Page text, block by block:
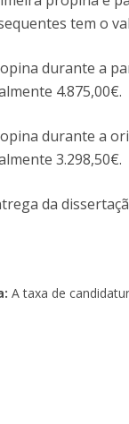
tem o
durante a
4.875,00€.
durante a
3.298,50€.
da
A taxa de